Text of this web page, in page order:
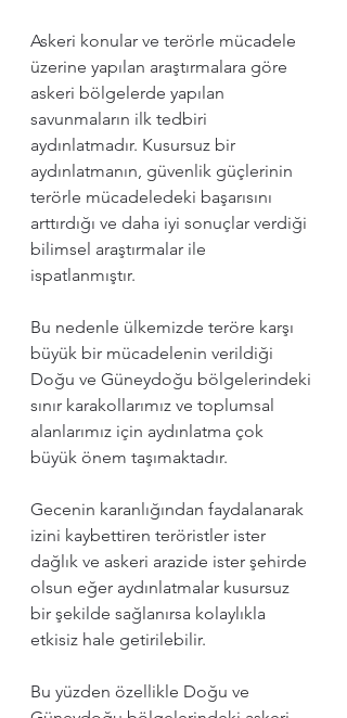
Askeri konular ve terörle mücadele
üzerine yapılan araştırmalara göre
askeri bölgelerde yapılan
savunmaların ilk tedbiri
aydınlatmadır. Kusursuz bir
aydınlatmanın, güvenlik güçlerinin
terörle mücadeledeki başarısını
arttırdığı ve daha iyi sonuçlar verdiği
bilimsel araştırmalar ile
ispatlanmıştır.
Bu nedenle ülkemizde teröre karşı
büyük bir mücadelenin verildiği
Doğu ve Güneydoğu bölgelerindeki
sınır karakollarımız ve toplumsal
alanlarımız için aydınlatma çok
büyük önem taşımaktadır.
Gecenin karanlığından faydalanarak
izini kaybettiren teröristler ister
dağlık ve askeri arazide ister şehirde
olsun eğer aydınlatmalar kusursuz
bir şekilde sağlanırsa kolaylıkla
etkisiz hale getirilebilir.
Bu yüzden özellikle Doğu ve